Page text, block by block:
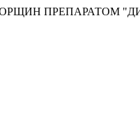
ПРЕПАРАТОМ